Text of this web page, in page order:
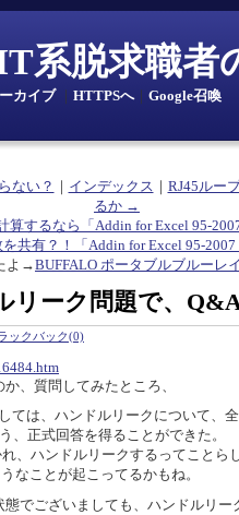
系脱求職者
カイブ｜ HTTPSへ｜ Google召喚
ない？ ｜ インデックス ｜ RJ45ルー
るか →
算するなら「Addin for Excel 95-
共有？！「Addin for Excel 95-2007
よ→BUFFALO ポータブルブルーレ
リーク問題で、
ックバック(0)
、質問してみたところ、
しては、ハンドルリークについて
、正式回答を得ることができた。
、ハンドルリークするってことらし
なことが起こってるかもね。
でございましても、ハンドルリ